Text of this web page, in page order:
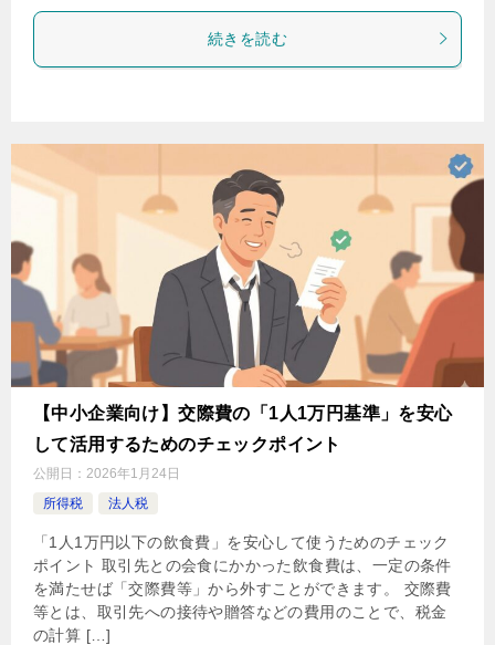
続きを読む
【中小企業向け】交際費の「1人1万円基準」を安心
して活用するためのチェックポイント
公開日： 2026年1月24日
所得税
法人税
「1人1万円以下の飲食費」を安心して使うためのチェック
ポイント 取引先との会食にかかった飲食費は、一定の条件
を満たせば「交際費等」から外すことができます。 交際費
等とは、取引先への接待や贈答などの費用のことで、税金
の計算 […]